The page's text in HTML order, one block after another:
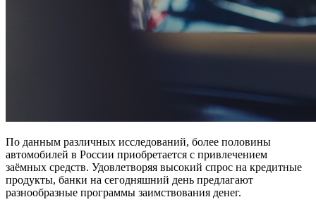
По данным различных исследований, более половины
автомобилей в России приобретается с привлечением
заёмных средств. Удовлетворяя высокий спрос на кредитные
продукты, банки на сегодняшний день предлагают
разнообразные программы заимствования денег.